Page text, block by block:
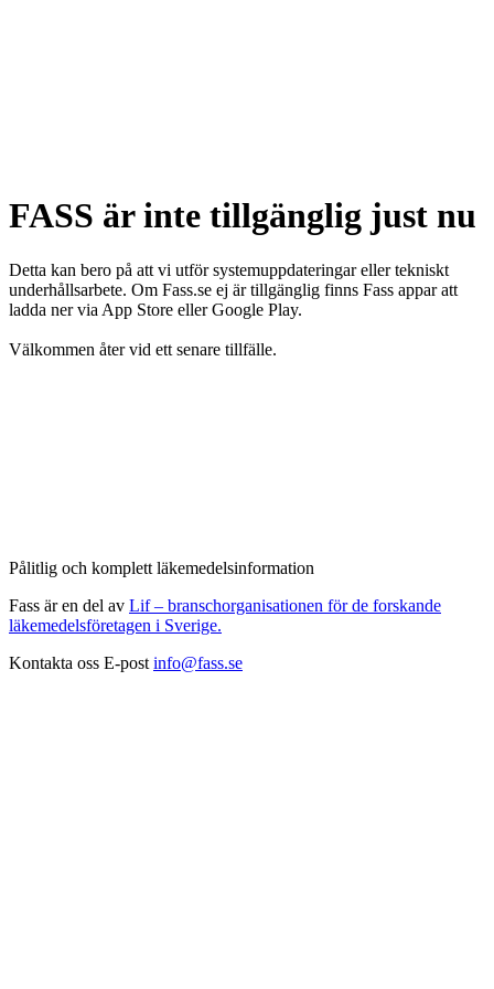
FASS är inte tillgänglig just nu
Detta kan bero på att vi utför systemuppdateringar eller tekniskt
underhållsarbete. Om Fass.se ej är tillgänglig finns Fass appar att
ladda ner via App Store eller Google Play.
Välkommen åter vid ett senare tillfälle.
Pålitlig och komplett läkemedelsinformation
Fass är en del av Lif – branschorganisationen för de forskande
läkemedelsföretagen i Sverige.
Kontakta oss E-post info@fass.se